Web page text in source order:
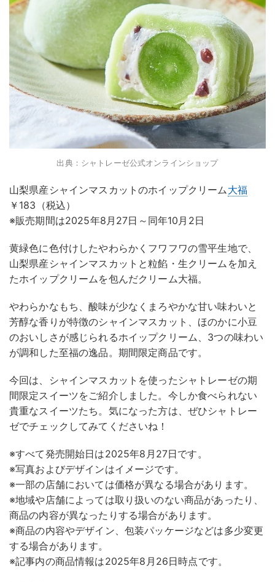
出典：シャトレーゼ公式オンラインショップ
山梨県産シャインマスカットのホイップクリーム大福
￥183（税込）
※販売期間は2025年8月27日～同年10月2日
黄緑色に色付けしたやわらかくフワフワの雪平生地で、
山梨県産シャインマスカットと粒餡・生クリームを加え
たホイップクリームを包んだクリーム大福。
やわらかなもち、酸味が少なくまろやかな甘い味わいと
芳醇な香りが特徴のシャインマスカット、ほのかに小豆
のおいしさが感じられるホイップクリーム、3つの味わい
が調和した至福の逸品。期間限定商品です。
今回は、シャインマスカットを使ったシャトレーゼの期
間限定スイーツをご紹介しました。今しか食べられない
貴重なスイーツたち。気になった方は、ぜひシャトレー
ゼでチェックしてみてくださいね！
※すべて発売開始日は2025年8月27日です。
※写真およびデザインはイメージです。
※一部の店舗においては価格が異なる場合があります。
※地域や店舗によっては取り扱いのない商品があったり、
商品の内容が異なったりする場合があります。
※商品の内容やデザイン、包装パッケージなどは多少変更
する場合があります。
※記事内の商品情報は2025年8月26日時点です。